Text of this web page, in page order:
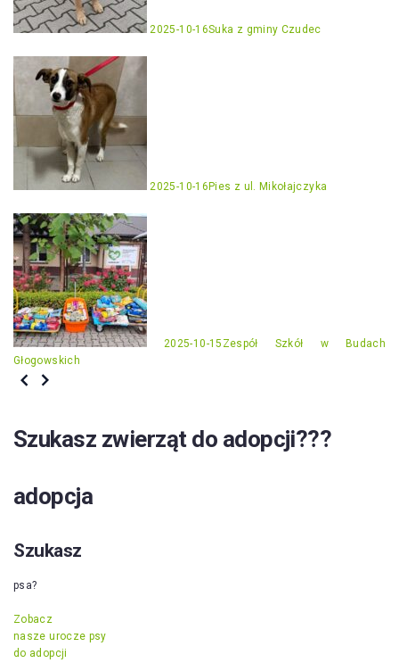
2025-10-16Suka z gminy Czudec
2025-10-16 Pies z ul. Mikołajczyka
2025-10-15 Zespół Szkół w Budach
Głogowskich
Szukasz zwierząt do adopcji???
adopcja
Szukasz
psa?
Zobacz
nasze urocze psy
do adopcji